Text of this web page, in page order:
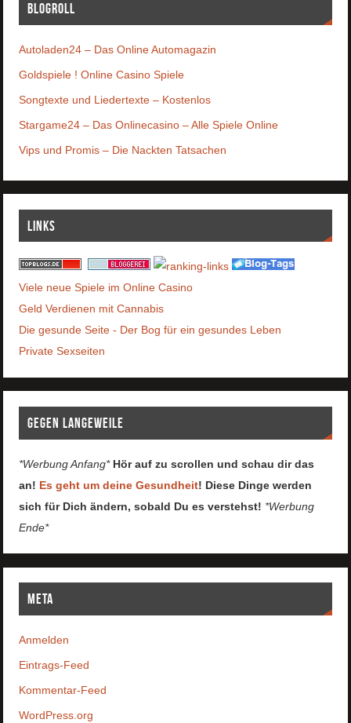
Blogroll
Autoladen24 – Das Online Automagazin
Goldspiele ! Online Casino Spiele
Songtexte und Liedertexte – Kostenlos
Stargame24 – Das Onlinecasino – Alle Spiele Online
Vips und Promis – Die Nackten Tatsachen
Links
Viele neue Spiele im Online Casino
Geld Verdienen mit Cannabis
Die gesunde Seite - Der Bog für ein gesundes Leben
Private Sexseiten
Gegen Langeweile
*Werbung Anfang* Hör auf zu scrollen und schau dir das
an! Es geht um deine Gesundheit! Diese Dinge werden
sich für Dich ändern, sobald Du es verstehst! *Werbung
Ende*
Meta
Anmelden
Eintrags-Feed
Kommentar-Feed
WordPress.org